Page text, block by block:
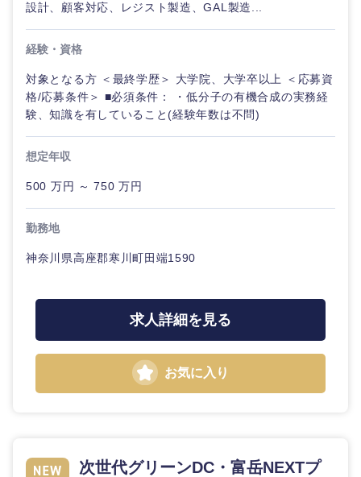
選択する
選択する
選択する
選択する
設計、顧客対応、レジスト製造、GAL製造...
経験・資格
対象となる方 ＜最終学歴＞ 大学院、大学卒以上 ＜応募資
格/応募条件＞ ■必須条件： ・低分子の有機合成の実務経
験、知識を有していること(経験年数は不問)
想定年収
500 万円 ～ 750 万円
勤務地
神奈川県高座郡寒川町田端1590
求人詳細を見る
お気に入り
次世代グリーンDC・富岳NEXTプ